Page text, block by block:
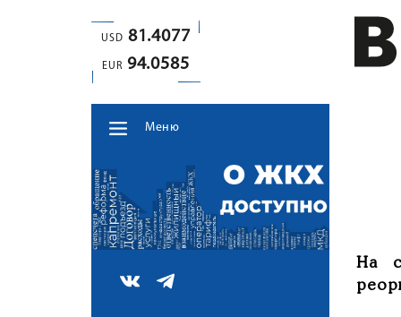
USD 81.4077
EUR 94.0585
Меню
На